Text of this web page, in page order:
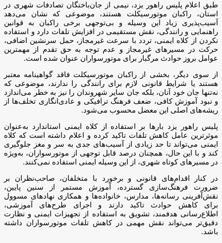
طبق اعلام پلیس راهور یزد، نیمی از جان‌باختگان تصادفات شهری در
استان، راکبان موتورسیکلت هستند، موضوعی که نشان می‌دهد
آسیب‌پذیری زیاد این وسیله و بی‌توجهی برخی راکبان به قوانین
راهنمایی و رانندگی، نقش مستقیمی در افزایش تلفات دارد و استفاده
نکردن از کلاه ایمنی، تردد با سرعت غیرمجاز، حمل سرنشین اضافی،
حرکت در مسیرهای غیرمجاز و عدم توجه به حق تقدم از مهمترین
عوامل بروز حوادث مرگبار برای موتورسواران عنوان شده است.
از سوی دیگر، بخشی از راکبان موتورسیکلت فاقد گواهینامه معتبر
هستند یا شرایط قانونی لازم برای رانندگی را ندارند، موضوعی که
نه‌تنها جان خود آنان، بلکه جان سایر شهروندان را نیز به خطر می‌اندازد
و نبود آموزش کافی، ضعف فرهنگ ترافیکی و عادی‌انگاری تخلف‌ها از
ریشه‌های اصلی این معضل محسوب می‌شود.
پلیس راهور یزد بارها بر استفاده از کلاه ایمنی استاندارد به‌عنوان
موثرترین عامل کاهش تلفات تاکید کرده و اعلام داشته است که کلاه
ایمنی می‌تواند تا حد زیادی از آسیب‌های جدی به سر و مغز جلوگیری
کند و با این حال، همچنان درصد قابل توجهی از موتورسواران، به‌ویژه
در مسیرهای کوتاه شهری، از این وسیله ایمنی استفاده نمی‌کنند.
در کنار اقدام‌های قانونی و برخورد با متخلفان، صاحب‌نظران بر
ضرورت فرهنگ‌سازی گسترده، آموزش مستمر از سنین پایین،
نقش‌آفرینی رسانه‌ها، مدارس، خانواده‌ها و همکاری نهادهای مسوول
برای کاهش حوادث تاکید دارند و اجرای طرح‌های آموزشی،
اطلاع‌رسانی هدفمند، تشویق به استفاده از تجهیزات ایمنی و نظارت
دقیق‌تر می‌تواند نقش مهمی در کاهش تلفات موتورسواران داشته
باشد.